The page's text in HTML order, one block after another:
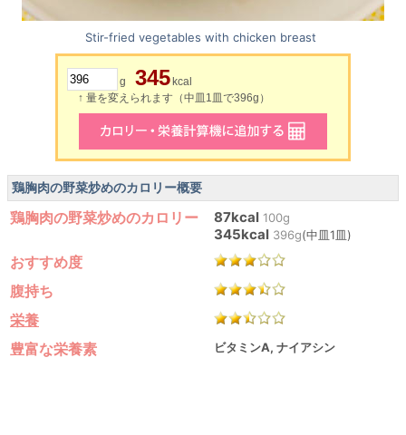
Stir-fried vegetables with chicken breast
g 345 kcal
↑ 量を変えられます（中皿1皿で396g）
鶏胸肉の野菜炒めのカロリー概要
鶏胸肉の野菜炒めのカロリー 87kcal 100g
345kcal 396g(中皿1皿)
おすすめ度
腹持ち
栄養
豊富な栄養素
ビタミンA, ナイアシン